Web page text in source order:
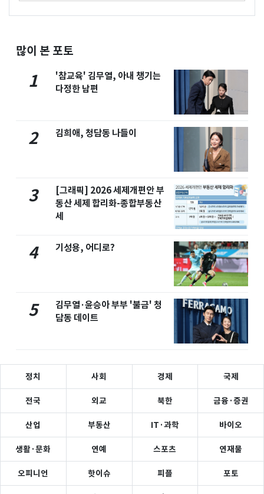
많이 본 포토
1
'참교육' 김무열, 아내 챙기는
다정한 남편
2 김희애, 청담동 나들이
3
[그래픽] 2026 세제개편안 부
동산 세제 합리화-종합부동산
세
4 기성용, 어디로?
5
김무열·윤승아 부부 '불금' 청
담동 데이트
정치 사회 경제 국제
전국 외교 북한 금융·증권
산업 부동산 IT·과학 바이오
생활·문화 연예 스포츠 연재물
오피니언 핫이슈 피플 포토